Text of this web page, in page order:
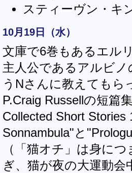
スティーヴン・キ
10月19日（水）
文庫で6巻もあるエル
主人公であるアルビ
うNさんに教えてもら
P.Craig Russellの短篇
Collected Short
Sonnambula"と
（「猫オチ」は身に
ぎ、猫が夜の大運動